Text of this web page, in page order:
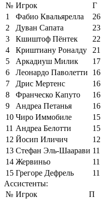
№ Игрок
Г
1
Фабио Квальярелла
26
2
Дуван Сапата
23
3
Кшиштоф Пёнтек
22
4
Криштиану Роналду
21
5
Аркадиуш Милик
17
6
Леонардо Паволетти
16
7
Дрис Мертенс
16
8
Франческо Капуто
16
9
Андреа Петанья
16
10 Чиро Иммобиле
15
11 Андреа Белотти
15
12 Йосип Иличич
12
13 Стефан Эль-Шаарави 11
14 Жервиньо
11
15 Грегоре Дефрель
11
Ассистенты:
№ Игрок
П